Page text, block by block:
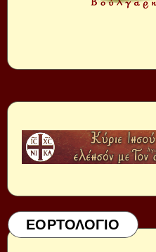
ΕΟΡΤΟΛΟΓΙΟ